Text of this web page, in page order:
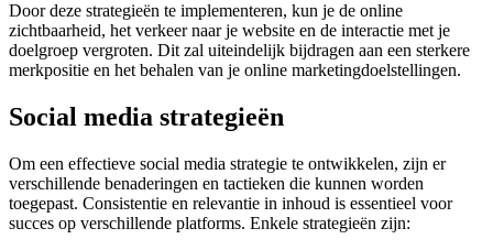
Door deze strategieën te implementeren, kun je de online
zichtbaarheid, het verkeer naar je website en de interactie met je
doelgroep vergroten. Dit zal uiteindelijk bijdragen aan een sterkere
merkpositie en het behalen van je online marketingdoelstellingen.
Social media strategieën
Om een effectieve social media strategie te ontwikkelen, zijn er
verschillende benaderingen en tactieken die kunnen worden
toegepast. Consistentie en relevantie in inhoud is essentieel voor
succes op verschillende platforms. Enkele strategieën zijn: